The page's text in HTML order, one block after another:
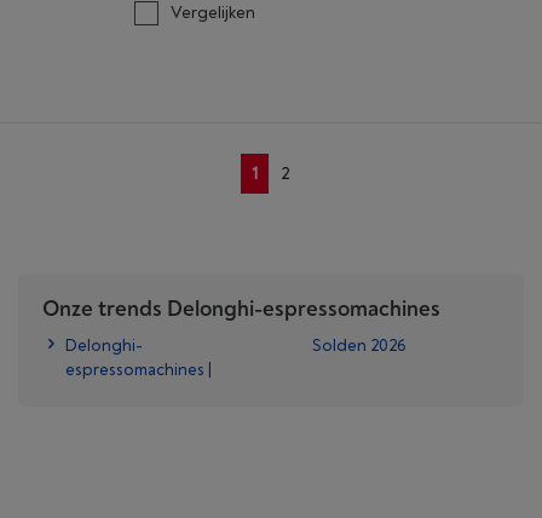
Vergelijken
1 2
Onze trends Delonghi-espressomachines
Delonghi-
espressomachines |
Solden 2026